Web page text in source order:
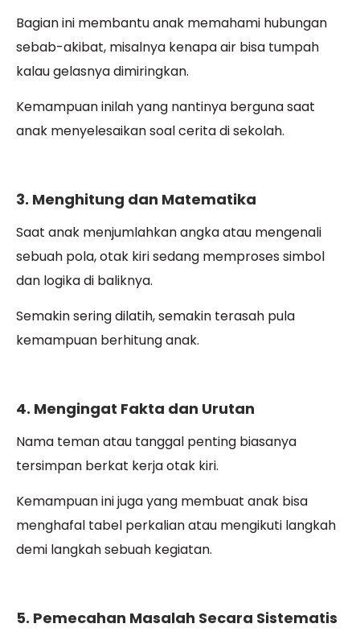
Bagian ini membantu anak memahami hubungan
sebab-akibat, misalnya kenapa air bisa tumpah
kalau gelasnya dimiringkan.
Kemampuan inilah yang nantinya berguna saat
anak menyelesaikan soal cerita di sekolah.
3. Menghitung dan Matematika
Saat anak menjumlahkan angka atau mengenali
sebuah pola, otak kiri sedang memproses simbol
dan logika di baliknya.
Semakin sering dilatih, semakin terasah pula
kemampuan berhitung anak.
4. Mengingat Fakta dan Urutan
Nama teman atau tanggal penting biasanya
tersimpan berkat kerja otak kiri.
Kemampuan ini juga yang membuat anak bisa
menghafal tabel perkalian atau mengikuti langkah
demi langkah sebuah kegiatan.
5. Pemecahan Masalah Secara Sistematis